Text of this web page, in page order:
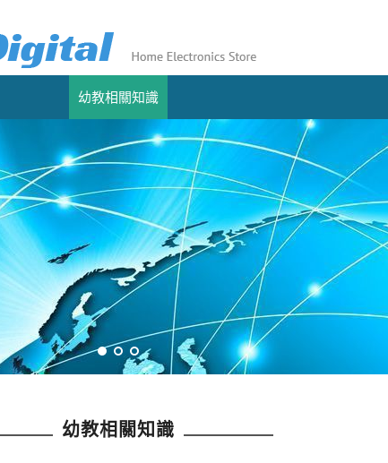
幼教相關知識
幼教相關知識